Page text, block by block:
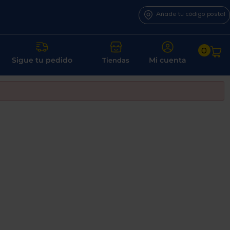
Añade tu código postal
Sigue tu pedido Tiendas Mi cuenta
0